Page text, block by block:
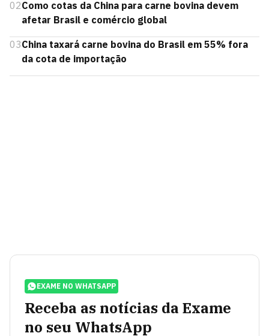
02Como cotas da China para carne bovina devem
afetar Brasil e comércio global
03China taxará carne bovina do Brasil em 55% fora
da cota de importação
EXAME NO WHATSAPP
Receba as notícias da Exame
no seu WhatsApp